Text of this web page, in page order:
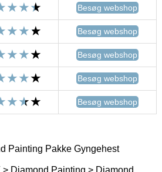
Besøg webshop
Besøg webshop
Besøg webshop
Besøg webshop
Besøg webshop
Painting Pakke Gyngehest
> Diamond Painting > Diamond